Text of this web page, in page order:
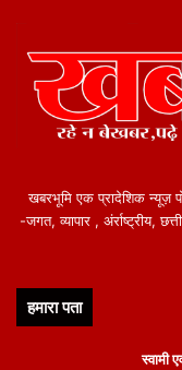
खबरभूमि एक प्रादेशिक न्यूज़
-जगत, व्यापार , अंर्राष्ट्रीय,
हमारा पता
स्वामी